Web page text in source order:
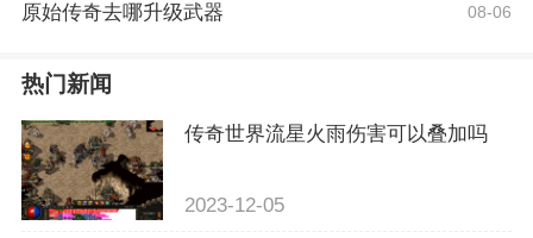
原始传奇去哪升级武器 08-06
热门新闻
传奇世界流星火雨伤害可以叠加吗
2023-12-05